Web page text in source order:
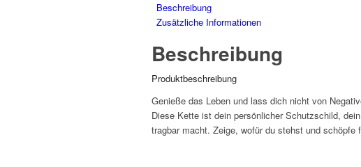
Beschreibung
Zusätzliche Informationen
Beschreibung
Produktbeschreibung
Genieße das Leben und lass dich nicht von
Diese Kette ist dein persönlicher Schutzschild,
tragbar macht. Zeige, wofür du stehst und